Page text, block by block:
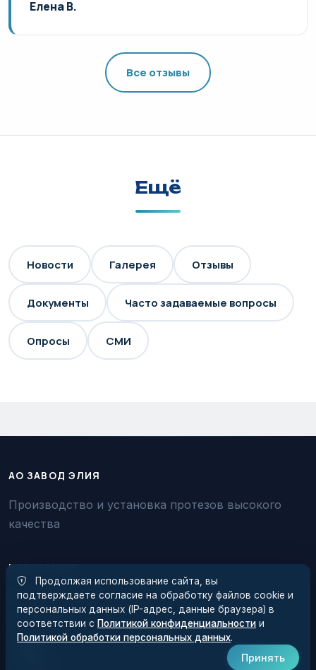
Елена В.
Все отзывы
Ещё
Новости Галерея Отзывы
Документы Часто задаваемые вопросы
Опросы СМИ
АО ЗАВОД ЭЛИЯ
Производство и установка протезов высокого
качества
НАВИГАЦИЯ
О предприятии
Продукция
Услуги
Продолжая использование сайта, вы
подтверждаете согласие на обработку файлов cookie и
персональных данных (IP-адрес, данные браузера) в
соответствии с Политикой конфиденциальности и
Политикой обработки персональных данных.
Принять